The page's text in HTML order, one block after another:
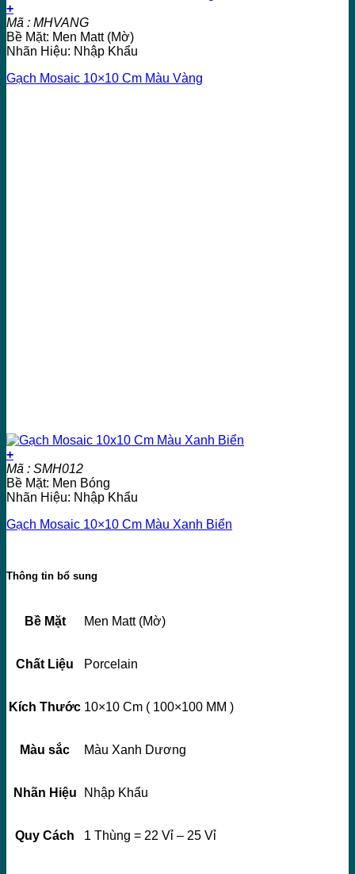
+
Mã : MHVANG
Bề Mặt: Men Matt (Mờ)
Nhãn Hiệu: Nhập Khẩu
Gạch Mosaic 10×10 Cm Màu Vàng
+
Mã : SMH012
Bề Mặt: Men Bóng
Nhãn Hiệu: Nhập Khẩu
Gạch Mosaic 10×10 Cm Màu Xanh Biển
Thông tin bổ sung
Bề Mặt Men Matt (Mờ)
Chất Liệu Porcelain
Kích Thước 10×10 Cm ( 100×100 MM )
Màu sắc Màu Xanh Dương
Nhãn Hiệu Nhập Khẩu
Quy Cách 1 Thùng = 22 Vỉ – 25 Vỉ